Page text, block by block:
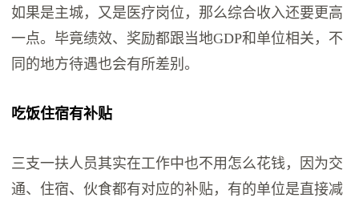
如果是主城，又是医疗岗位，那么综合收入还要更高
一点。毕竟绩效、奖励都跟当地GDP和单位相关，不
同的地方待遇也会有所差别。
吃饭住宿有补贴
三支一扶人员其实在工作中也不用怎么花钱，因为交
通、住宿、伙食都有对应的补贴，有的单位是直接减